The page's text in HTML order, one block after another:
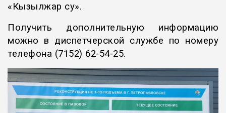
«Кызылжар су».
Получить дополнительную информацию
можно в диспетчерской службе по номеру
телефона (7152) 62-54-25.